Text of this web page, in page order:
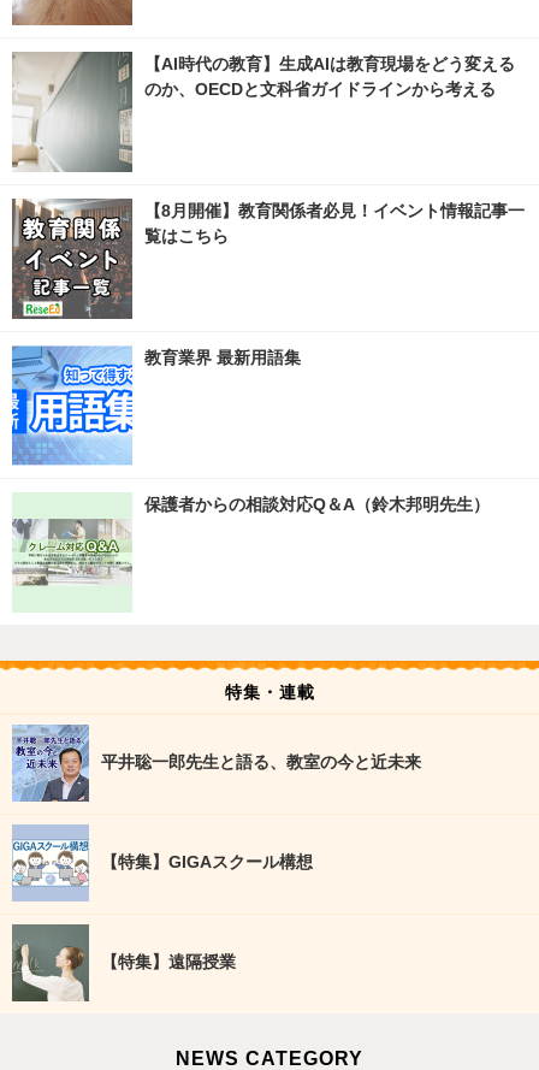
【AI時代の教育】生成AIは教育現場をどう変える
のか、OECDと文科省ガイドラインから考える
【8月開催】教育関係者必見！イベント情報記事一
覧はこちら
教育業界 最新用語集
保護者からの相談対応Q＆A（鈴木邦明先生）
特集・連載
平井聡一郎先生と語る、教室の今と近未来
【特集】GIGAスクール構想
【特集】遠隔授業
NEWS CATEGORY